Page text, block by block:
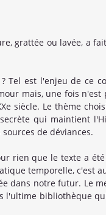
ou lavée, a fait
Tel est l'enjeu de ce
mais, une fois n'est
siècle. Le thème
qui maintient
de déviances.
rien que le texte a
temporelle, c'est
dans notre futur. Le
l'ultime bibliothèque